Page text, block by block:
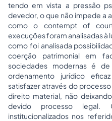
tendo em vista a pressão
devedor, o que não impede a
como o contempt of
execuções foram analisadas à
como foi analisada
coerção patrimonial em
sociedades modernas é
ordenamento jurídico
satisfazer através do
direito material, não
devido processo legal.
institucionalizados nos